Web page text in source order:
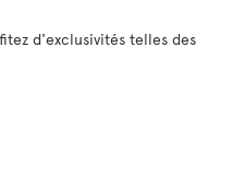
d'exclusivités telles des